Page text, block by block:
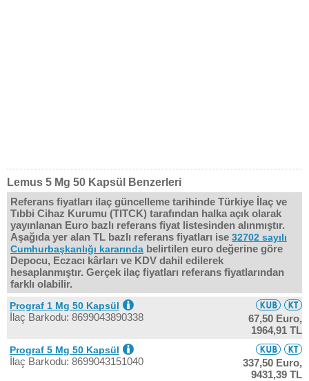
Lemus 5 Mg 50 Kapsül Benzerleri
Referans fiyatları ilaç güncelleme tarihinde Türkiye İlaç ve
Tıbbi Cihaz Kurumu (TITCK) tarafından halka açık olarak
yayınlanan Euro bazlı referans fiyat listesinden alınmıştır.
Aşağıda yer alan TL bazlı referans fiyatları ise 32702 sayılı
Cumhurbaşkanlığı kararında belirtilen euro değerine göre
Depocu, Eczacı kârları ve KDV dahil edilerek
hesaplanmıştır. Gerçek ilaç fiyatları referans fiyatlarından
farklı olabilir.
Prograf 1 Mg 50 Kapsül
İlaç Barkodu: 8699043890338
67,50 Euro,
1964,91 TL
Prograf 5 Mg 50 Kapsül
İlaç Barkodu: 8699043151040
337,50 Euro,
9431,39 TL